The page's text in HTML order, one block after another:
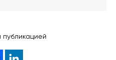
публикацией